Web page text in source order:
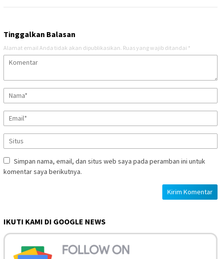
Tinggalkan Balasan
Alamat email Anda tidak akan dipublikasikan. Ruas yang wajib ditandai *
Simpan nama, email, dan situs web saya pada peramban ini untuk
komentar saya berikutnya.
IKUTI KAMI DI GOOGLE NEWS